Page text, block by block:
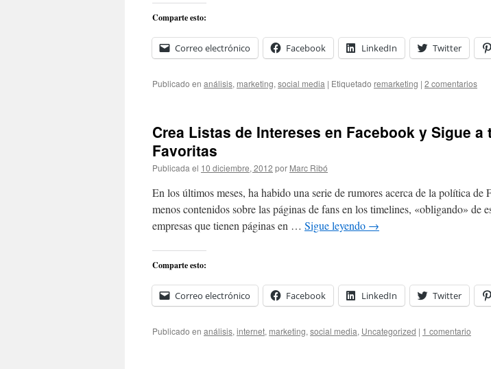
Comparte esto:
Correo electrónico Facebook LinkedIn Twitter
Publicado en análisis, marketing, social media | Etiquetado remarketing | 2 comentarios
Crea Listas de Intereses en Facebook y Sigue a
Favoritas
Publicada el 10 diciembre, 2012 por Marc Ribó
En los últimos meses, ha habido una serie de rumores acerca de la política de
menos contenidos sobre las páginas de fans en los timelines, «obligando» de
empresas que tienen páginas en … Sigue leyendo →
Comparte esto:
Correo electrónico Facebook LinkedIn Twitter
Publicado en análisis, internet, marketing, social media, Uncategorized | 1 comentario